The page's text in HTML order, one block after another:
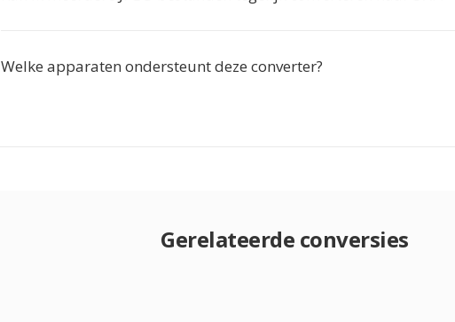
Welke apparaten ondersteunt deze converter?
Gerelateerde conversies